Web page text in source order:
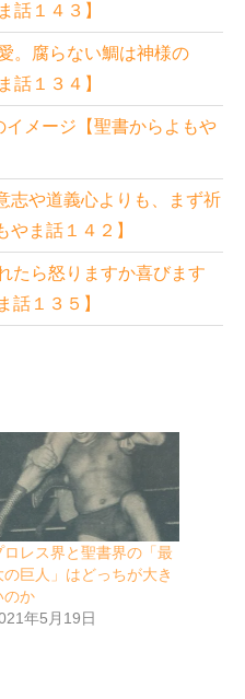
話１４３】
。腐らない鯛は神様の
話１３４】
メージ【聖書からよもや
志や道義心よりも、まず祈
やま話１４２】
たら怒りますか喜びます
話１３５】
ロレス界と聖書界の「最
の巨人」はどっちが大き
のか
年5月19日